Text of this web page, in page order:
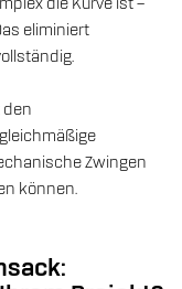
die Kurve ist –
eliminiert
den
Zwingen
können.